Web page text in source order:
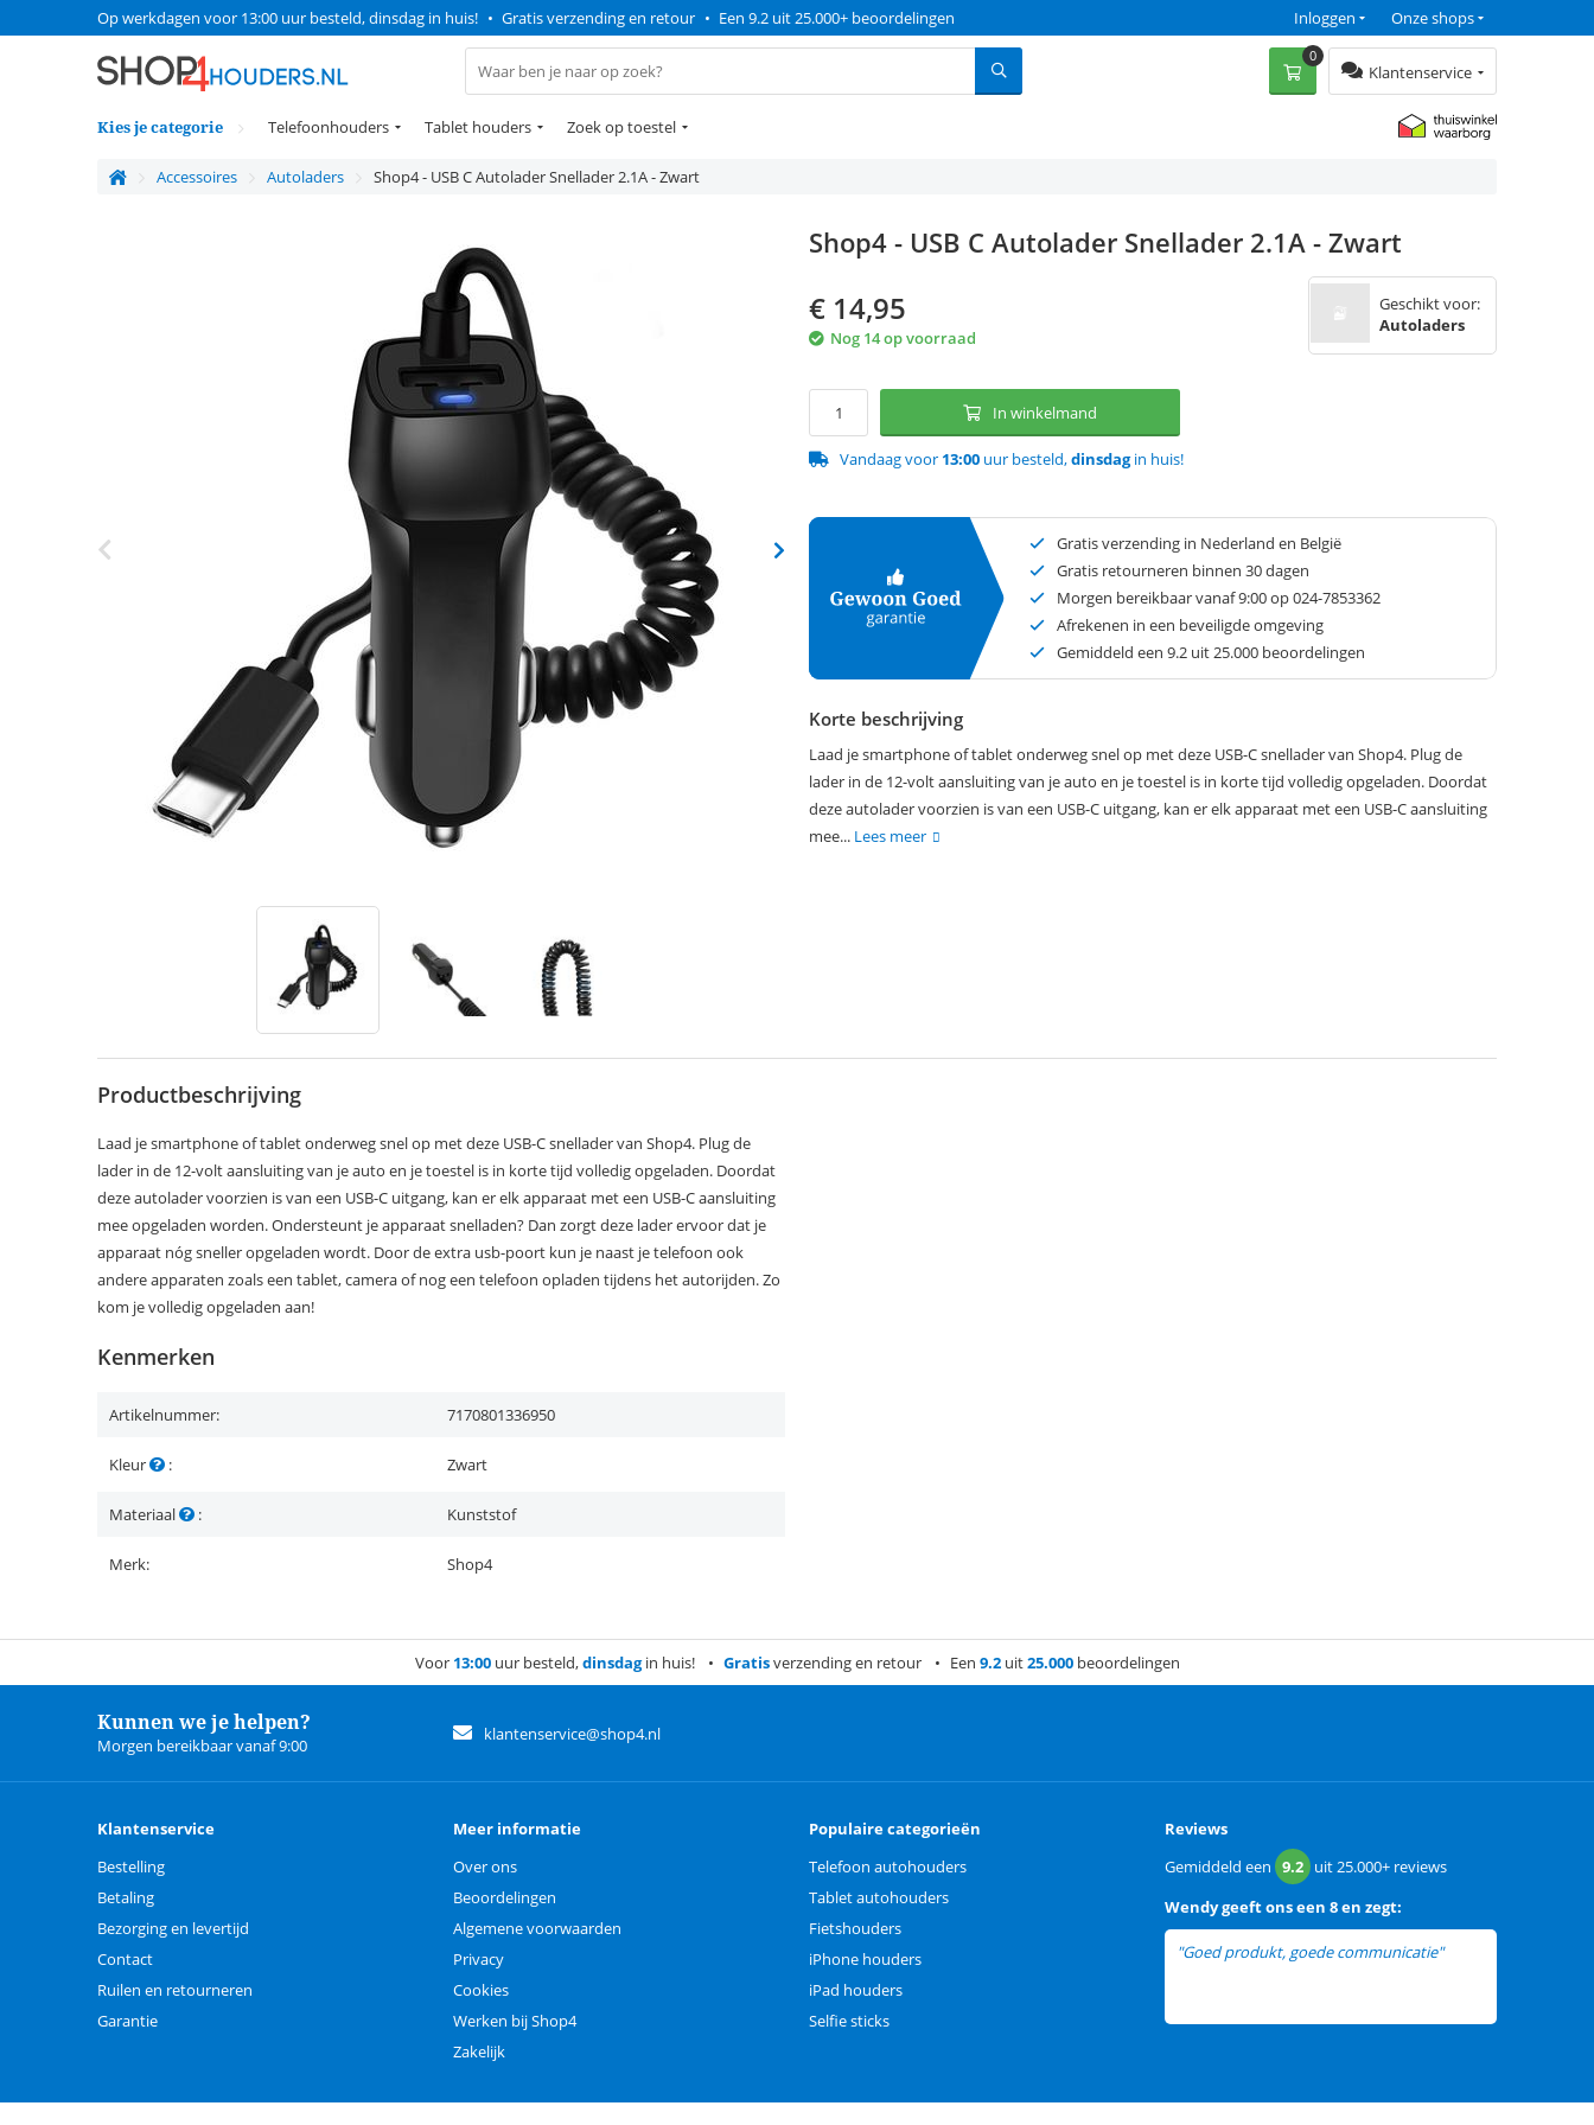
Op werkdagen voor 13:00 uur besteld, dinsdag in huis! • Gratis verzending en retour • Een 9.2 uit 25.000+ beoordelingen Onze shops
Inloggen
Klantenservice
0
Kies je categorie Telefoonhouders Tablet houders Zoek op toestel
Accessoires Autoladers Shop4 - USB C Autolader Snellader 2.1A - Zwart
Shop4 - USB C Autolader Snellader 2.1A - Zwart
€ 14,95
Nog 14 op voorraad
Geschikt voor:
Autoladers
In winkelmand
Vandaag voor 13:00 uur besteld,dinsdagin huis!
Gratis verzending in Nederland en België
Gratis retourneren binnen 30 dagen
Morgen bereikbaar vanaf 9:00 op 024-7853362
Afrekenen in een beveiligde omgeving
Gemiddeld een 9.2 uit 25.000 beoordelingen
Korte beschrijving
Laad je smartphone of tablet onderweg snel op met deze USB-C snellader van Shop4. Plug de
lader in de 12-volt aansluiting van je auto en je toestel is in korte tijd volledig opgeladen. Doordat
deze autolader voorzien is van een USB-C uitgang, kan er elk apparaat met een USB-C aansluiting
mee... Lees meer
Productbeschrijving
Laad je smartphone of tablet onderweg snel op met deze USB-C snellader van Shop4. Plug de
lader in de 12-volt aansluiting van je auto en je toestel is in korte tijd volledig opgeladen. Doordat
deze autolader voorzien is van een USB-C uitgang, kan er elk apparaat met een USB-C aansluiting
mee opgeladen worden. Ondersteunt je apparaat snelladen? Dan zorgt deze lader ervoor dat je
apparaat nóg sneller opgeladen wordt. Door de extra usb-poort kun je naast je telefoon ook
andere apparaten zoals een tablet, camera of nog een telefoon opladen tijdens het autorijden. Zo
kom je volledig opgeladen aan!
Kenmerken
Artikelnummer: 7170801336950
Kleur : Zwart
Materiaal : Kunststof
Merk: Shop4
Voor 13:00uur besteld,dinsdagin huis! Gratisverzending en retour Een 9.2uit25.000beoordelingen
Kunnen we je helpen?
Morgen bereikbaar vanaf 9:00
klantenservice@shop4.nl
Klantenservice
Bestelling
Betaling
Bezorging en levertijd
Contact
Ruilen en retourneren
Garantie
Meer informatie
Over ons
Beoordelingen
Algemene voorwaarden
Privacy
Cookies
Werken bij Shop4
Zakelijk
Populaire categorieën
Telefoon autohouders
Tablet autohouders
Fietshouders
iPhone houders
iPad houders
Selfie sticks
Reviews
Gemiddeld een 9.2 uit25.000+ reviews
Wendygeeft ons een 8 en zegt:
"Goed produkt, goede communicatie"